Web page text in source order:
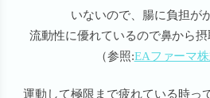
いないので、腸に負担が
流動性に優れているので鼻から
（参照:EAファーマ
運動して極限まで疲れている時っ